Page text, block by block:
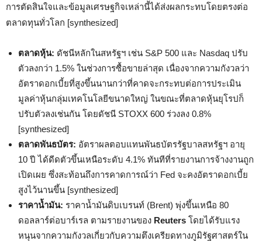
การตัดสินใจและข้อมูลเศรษฐกิจเหล่านี้ได้ส่งผลกระทบโดยตรงต่อ
ตลาดทุนทั่วโลก [synthesized]
ตลาดหุ้น: ดัชนีหลักในสหรัฐฯ เช่น S&P 500 และ Nasdaq ปรับ
ตัวลงกว่า 1.5% ในช่วงการซื้อขายล่าสุด เนื่องจากความกังวลว่า
อัตราดอกเบี้ยที่สูงขึ้นนานกว่าที่คาดจะกระทบต่อการประเมิน
มูลค่าหุ้นกลุ่มเทคโนโลยีขนาดใหญ่ ในขณะที่ตลาดหุ้นยุโรปก็
ปรับตัวลงเช่นกัน โดยดัชนี STOXX 600 ร่วงลง 0.8%
[synthesized]
ตลาดพันธบัตร: อัตราผลตอบแทนพันธบัตรรัฐบาลสหรัฐฯ อายุ
10 ปี ได้ดีดตัวขึ้นเหนือระดับ 4.1% ทันทีที่รายงานการจ้างงานถูก
เปิดเผย ซึ่งสะท้อนถึงการคาดการณ์ว่า Fed จะคงอัตราดอกเบี้ย
สูงไว้นานขึ้น [synthesized]
ราคาน้ำมัน: ราคาน้ำมันดิบเบรนท์ (Brent) พุ่งขึ้นเหนือ 80
ดอลลาร์ต่อบาร์เรล ตามรายงานของ Reuters โดยได้รับแรง
หนุนจากความกังวลเกี่ยวกับความตึงเครียดทางภูมิรัฐศาสตร์ใน